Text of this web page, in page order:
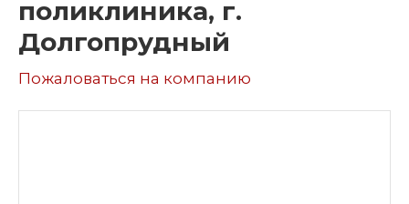
поликлиника, г.
Долгопрудный
Пожаловаться на компанию